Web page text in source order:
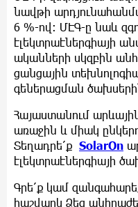
նավթի
6 %-ով: ՄԷԳ-ը նաև
էլեկտրաէներգիայի
ականների սկզբին
ցանցային
գեներացման
Հայաստանում
առաջին և միակ
Տեղադրե՛ք SolarOn
էլեկտրաէներգիայի
Գրե՛ք կամ
հաշվարկ Ձեզ